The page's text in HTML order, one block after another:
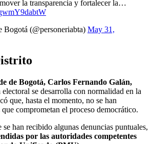
la transparencia y fortalecer la…
(@personeriabta) May 31,
de Bogotá, Carlos Fernando Galán,
se desarrolla con normalidad en la
que, hasta el momento, no se han
comprometan el proceso democrático.
han recibido algunas denuncias puntuales,
por las autoridades competentes